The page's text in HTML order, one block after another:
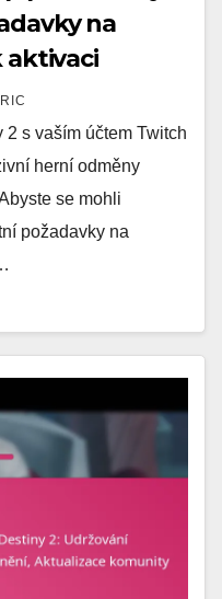
na
aktivaci
s vaším účtem Twitch
herní odměny
se mohli
požadavky na